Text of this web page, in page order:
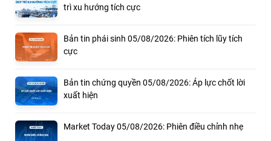
trì xu hướng tích cực
Bản tin phái sinh 05/08/2026: Phiên tích lũy tích
cực
Bản tin chứng quyền 05/08/2026: Áp lực chốt lời
xuất hiện
Market Today 05/08/2026: Phiên điều chỉnh nhẹ